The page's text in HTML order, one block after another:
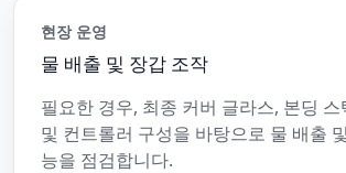
현장 운영
물 배출 및 장갑 조작
필요한 경우, 최종 커버 글라스, 본딩 스
및 컨트롤러 구성을 바탕으로 물 배출
능을 점검합니다.